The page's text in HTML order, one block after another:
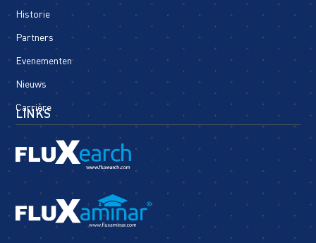
Historie
Partners
Evenementen
Nieuws
Carrière
LINKS